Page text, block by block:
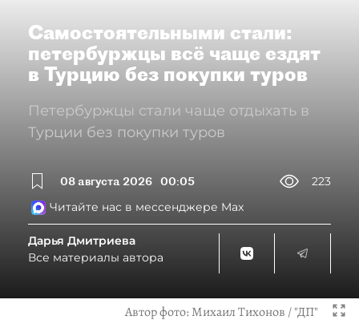
Самостоятельными стали:
петербуржцы всё чаще ездят
в Турцию без покупки туров
Петербуржцы стали чаще отдыхать в
Турции без покупки туров
08 августа 2026 00:05
223
Читайте нас в мессенджере Max
Дарья Дмитриева
Все материалы автора
Автор фото:Михаил Тихонов / "ДП"